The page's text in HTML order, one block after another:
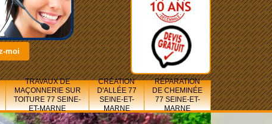
TRAVAUX DE
MAÇONNERIE SUR
TOITURE 77 SEINE-
ET-MARNE
CRÉATION
D'ALLÉE 77
SEINE-ET-
MARNE
RÉPARATION
DE CHEMINÉE
77 SEINE-ET-
MARNE